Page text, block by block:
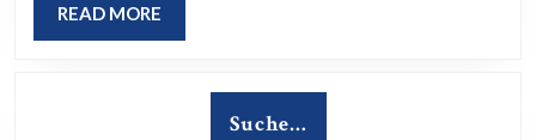
READ MORE
MORE
Suche…